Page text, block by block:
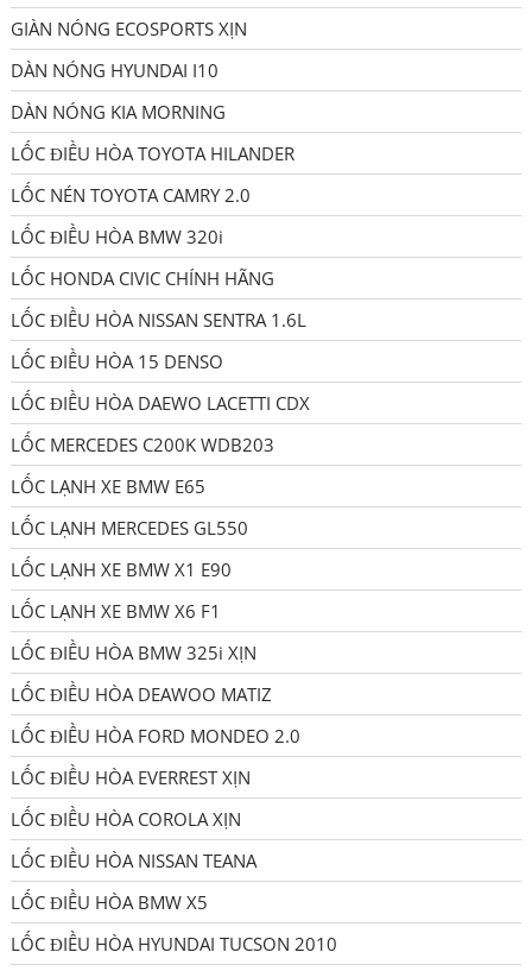
GIÀN NÓNG ECOSPORTS XỊN
DÀN NÓNG HYUNDAI I10
DÀN NÓNG KIA MORNING
LỐC ĐIỀU HÒA TOYOTA HILANDER
LỐC NÉN TOYOTA CAMRY 2.0
LỐC ĐIỀU HÒA BMW 320i
LỐC HONDA CIVIC CHÍNH HÃNG
LỐC ĐIỀU HÒA NISSAN SENTRA 1.6L
LỐC ĐIỀU HÒA 15 DENSO
LỐC ĐIỀU HÒA DAEWO LACETTI CDX
LỐC MERCEDES C200K WDB203
LỐC LẠNH XE BMW E65
LỐC LẠNH MERCEDES GL550
LỐC LẠNH XE BMW X1 E90
LỐC LẠNH XE BMW X6 F1
LỐC ĐIỀU HÒA BMW 325i XỊN
LỐC ĐIỀU HÒA DEAWOO MATIZ
LỐC ĐIỀU HÒA FORD MONDEO 2.0
LỐC ĐIỀU HÒA EVERREST XỊN
LỐC ĐIỀU HÒA COROLA XỊN
LỐC ĐIỀU HÒA NISSAN TEANA
LỐC ĐIỀU HÒA BMW X5
LỐC ĐIỀU HÒA HYUNDAI TUCSON 2010